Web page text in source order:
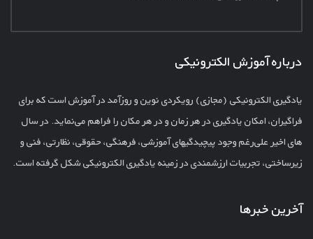
درباره آموزش الکترونیکی
یادگیری الکترونیکی (مجازی) رویکردی نوین و روزآمد در آموزش است که برای
فراگیران، امکان یادگیری در هر زمان و در هر مکان را فراهم می‌نماید. در سال
های اخیر علی‌رغم وجود پیچیدگیهای آموزشی، فرهنگی، حقوقی، نظارتی، فنی و
زیرساختی، تجربیات ارزشمندی در زمینه یادگیری الکترونیکی شکل گرفته است.
آخرین خبرها